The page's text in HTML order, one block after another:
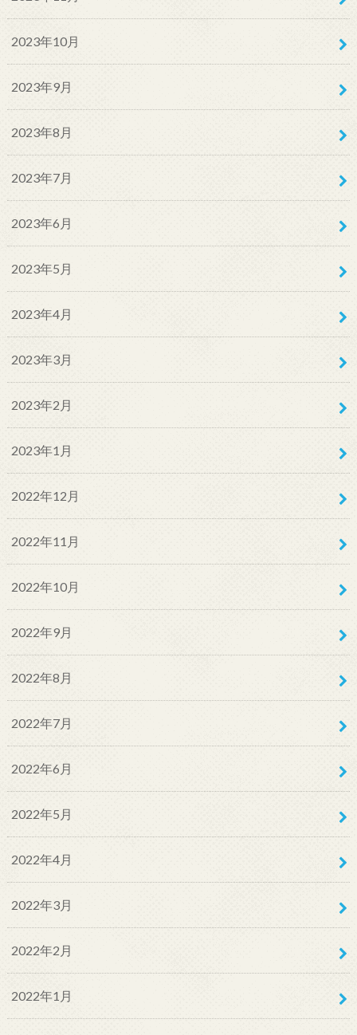
2023年10月
2023年9月
2023年8月
2023年7月
2023年6月
2023年5月
2023年4月
2023年3月
2023年2月
2023年1月
2022年12月
2022年11月
2022年10月
2022年9月
2022年8月
2022年7月
2022年6月
2022年5月
2022年4月
2022年3月
2022年2月
2022年1月